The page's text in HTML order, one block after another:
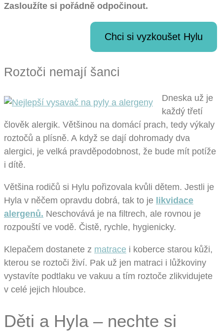
Zasloužíte si pořádně odpočinout.
Chci si vyzkoušet Hylu
Roztoči nemají šanci
Dneska už je
každý třetí
člověk alergik. Většinou na domácí prach, tedy výkaly
roztočů a plísně. A když se dají dohromady dva
alergici, je velká pravděpodobnost, že bude mít potíže
i dítě.
Většina rodičů si Hylu pořizovala kvůli dětem. Jestli je
Hyla v něčem opravdu dobrá, tak to je likvidace
alergenů. Neschovává je na filtrech, ale rovnou je
rozpouští ve vodě. Čistě, rychle, hygienicky.
Klepačem dostanete z matrace i koberce starou kůži,
kterou se roztoči živí. Pak už jen matraci i lůžkoviny
vystavíte podtlaku ve vakuu a tím roztoče zlikvidujete
v celé jejich hloubce.
Děti a Hyla – nechte si